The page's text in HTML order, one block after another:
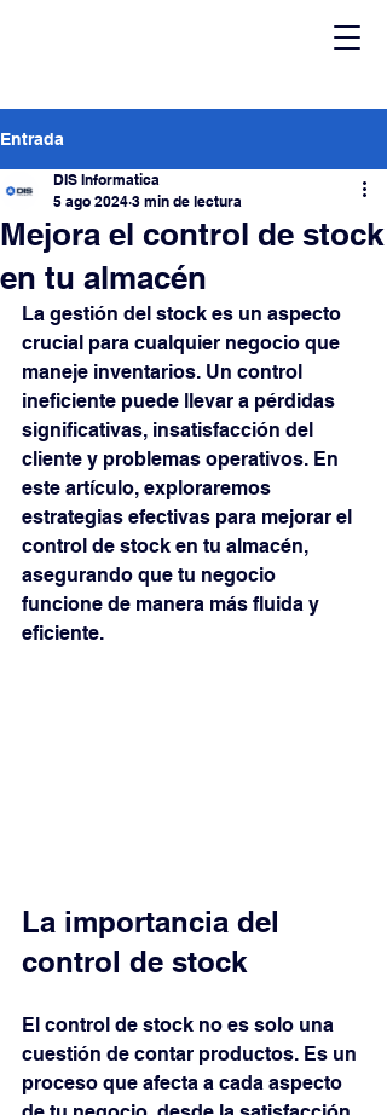
Entrada
Mejora el control de stock
en tu almacén
DIS Informatica
5 ago 2024 3 min de lectura
La gestión del stock es un aspecto
crucial para cualquier negocio que
maneje inventarios. Un control
ineficiente puede llevar a pérdidas
significativas, insatisfacción del
cliente y problemas operativos. En
este artículo, exploraremos
estrategias efectivas para mejorar el
control de stock en tu almacén,
asegurando que tu negocio
funcione de manera más fluida y
eficiente.
La importancia del
control de stock
El control de stock no es solo una
cuestión de contar productos. Es un
proceso que afecta a cada aspecto